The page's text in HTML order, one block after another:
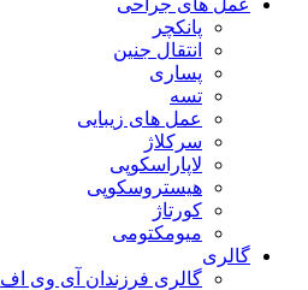
عمل های جراحی
پانکچر
انتقال جنین
پساری
تسه
عمل های زیبایی
سرکلاژ
لاپاراسکوپی
هیستروسکوپی
کورتاژ
میومکتومی
گالری
گالری فرزندان آی وی اف